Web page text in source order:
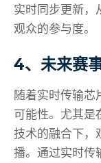
实时同步更新，
观众的参与度。
4、未来赛
随着实时传输芯
可能性。尤其是
技术的融合下，
播。通过实时传